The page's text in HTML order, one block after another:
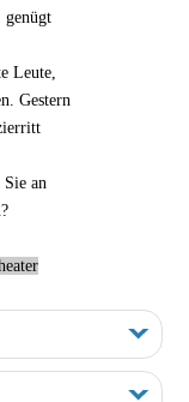
genügt
Leute,
Gestern
an